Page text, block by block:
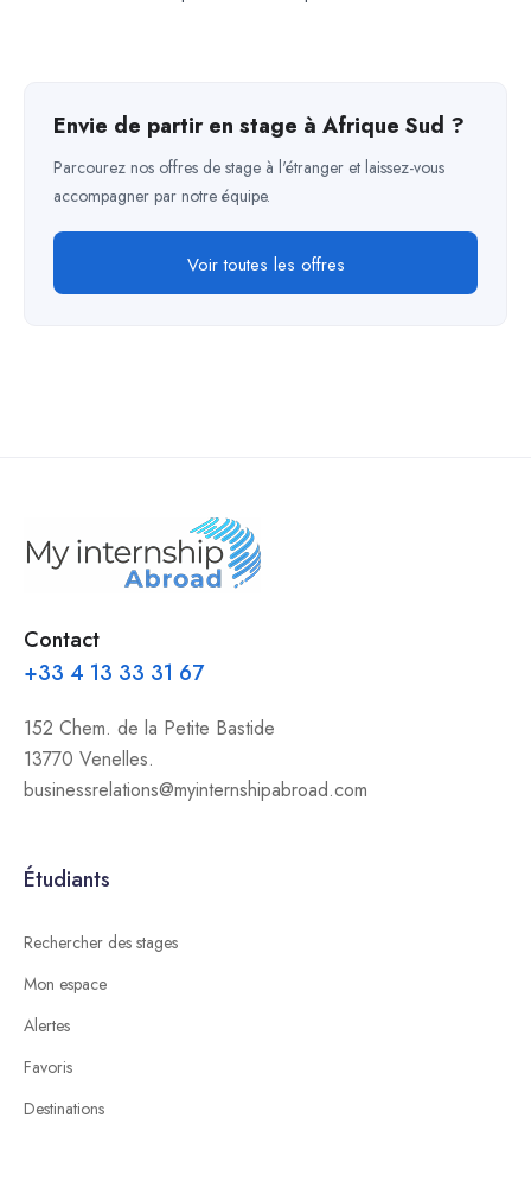
Envie de partir en stage à Afrique Sud ?
Parcourez nos offres de stage à l'étranger et laissez-vous
accompagner par notre équipe.
Voir toutes les offres
Contact
+33 4 13 33 31 67
152 Chem. de la Petite Bastide
13770 Venelles.
businessrelations@myinternshipabroad.com
Étudiants
Rechercher des stages
Mon espace
Alertes
Favoris
Destinations